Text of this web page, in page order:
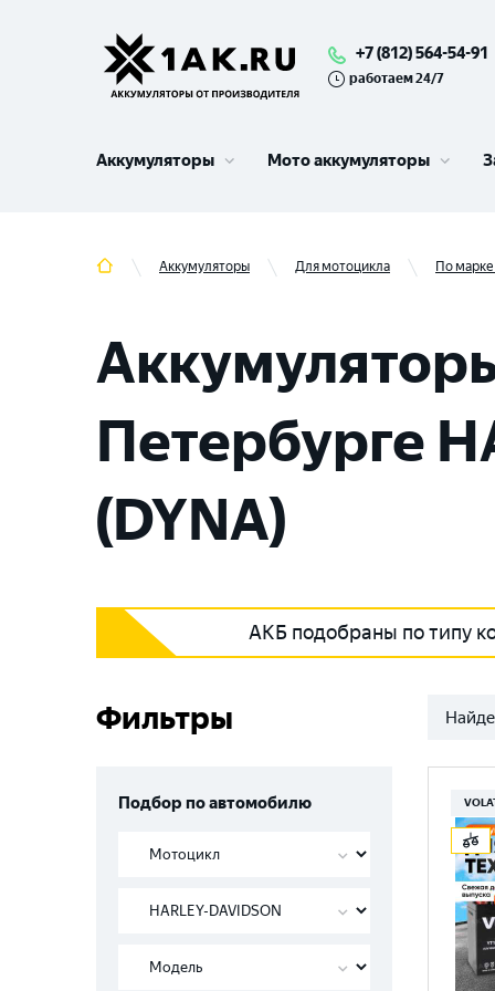
+7 (812) 564-54-91
работаем 24/7
Аккумуляторы Мото аккумуляторы
Аккумуляторы Для мотоцикла По
Петербурге
(DYNA)
АКБ подобраны по типу
Фильтры
Подбор по автомобилю